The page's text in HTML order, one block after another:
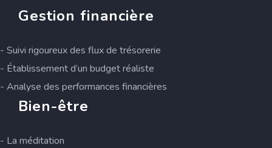
Gestion financière
- Suivi rigoureux des flux de trésorerie
- Établissement d’un budget réaliste
- Analyse des performances financières
Bien-être
- La méditation